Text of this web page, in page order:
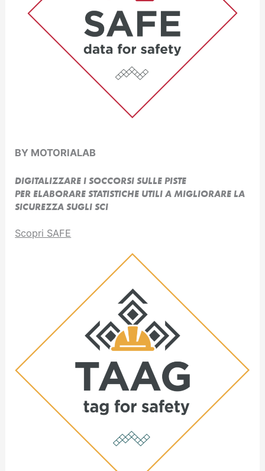
BY MOTORIALAB
DIGITALIZZARE I SOCCORSI SULLE PISTE
PER ELABORARE STATISTICHE UTILI A MIGLIORARE LA
SICUREZZA SUGLI SCI
Scopri SAFE